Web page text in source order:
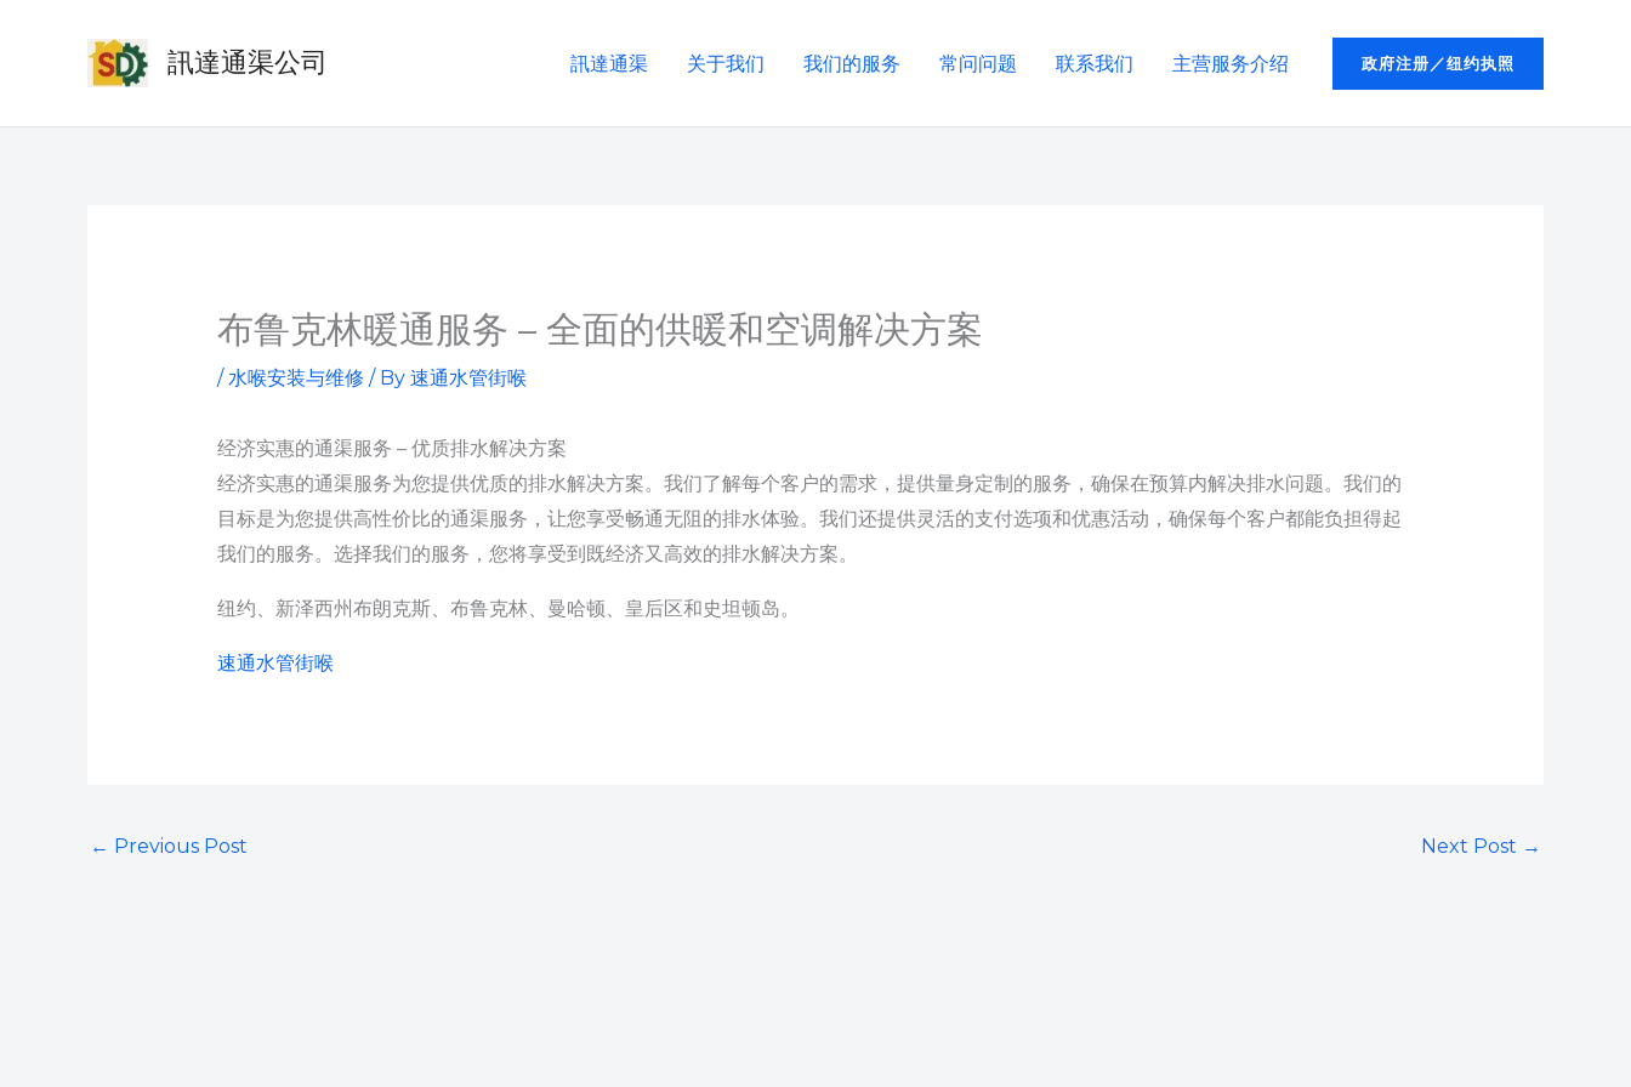
訊達通渠公司 訊達通渠 关于我们 我们的服务 常问问题 联系我们 主营服务介绍 政府注册／纽约执照
布鲁克林暖通服务 – 全面的供暖和空调解决方案
/水喉安装与维修 / By 速通水管街喉
经济实惠的通渠服务 – 优质排水解决方案
经济实惠的通渠服务为您提供优质的排水解决方案。我们了解每个客户的需求，提供量身定制的服务，确保在预算内解决排水问题。我们的
目标是为您提供高性价比的通渠服务，让您享受畅通无阻的排水体验。我们还提供灵活的支付选项和优惠活动，确保每个客户都能负担得起
我们的服务。选择我们的服务，您将享受到既经济又高效的排水解决方案。
纽约、新泽西州布朗克斯、布鲁克林、曼哈顿、皇后区和史坦顿岛。
速通水管街喉
← Previous Post Next Post →